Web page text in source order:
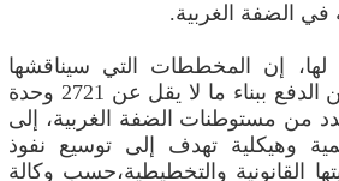
في الضفة الغربية.
لها، إن المخططات التي سيناقشها
مجلس التخطيط تتضمن الدفع ببناء ما لا يقل عن 2721 وحدة
من مستوطنات الضفة الغربية، إلى
وهيكلية تهدف إلى توسيع نفوذ
القانونية والتخطيطية،حسب وكالة